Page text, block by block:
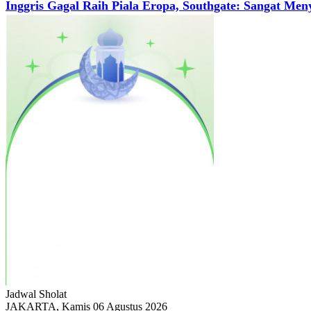
Inggris Gagal Raih Piala Eropa, Southgate: Sangat
Jadwal Sholat
JAKARTA, Kamis 06 Agustus 2026